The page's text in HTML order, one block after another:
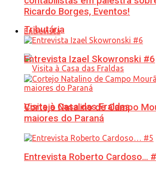
Tributária
Visita à Casa das Fraldas
Ricardo Borges, Eventos!
Entrevista
Entrevista Izael Skowronski #6
Cortejo Natalino de Campo
maiores do Paraná
Entrevista Roberto Cardoso…